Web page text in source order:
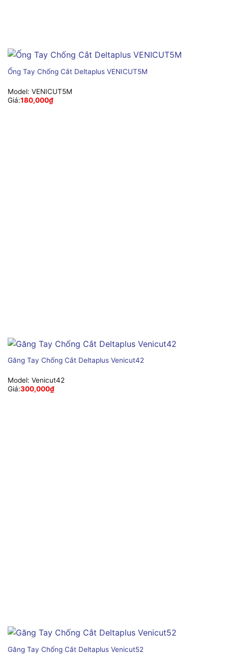
Ống Tay Chống Cắt Deltaplus VENICUT5M
Model: VENICUT5M
Giá:180,000₫
Găng Tay Chống Cắt Deltaplus Venicut42
Model: Venicut42
Giá:300,000₫
Găng Tay Chống Cắt Deltaplus Venicut52